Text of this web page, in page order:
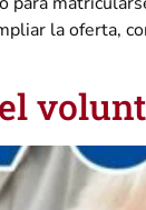
la oferta,